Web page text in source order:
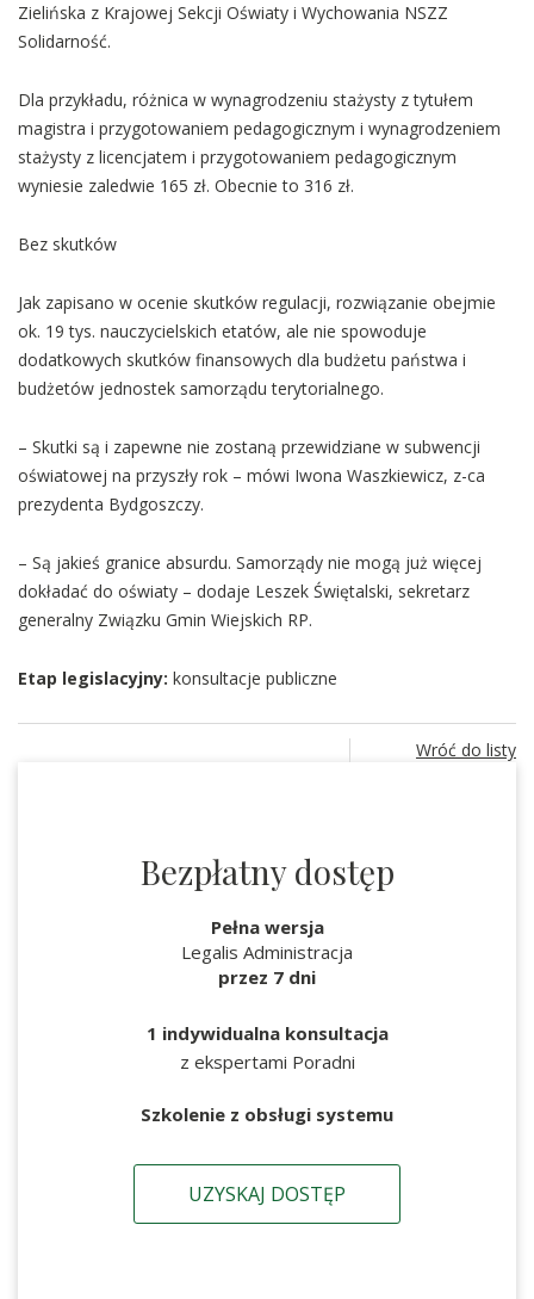
Zielińska z Krajowej Sekcji Oświaty i Wychowania NSZZ
Solidarność.
Dla przykładu, różnica w wynagrodzeniu stażysty z tytułem
magistra i przygotowaniem pedagogicznym i wynagrodzeniem
stażysty z licencjatem i przygotowaniem pedagogicznym
wyniesie zaledwie 165 zł. Obecnie to 316 zł.
Bez skutków
Jak zapisano w ocenie skutków regulacji, rozwiązanie obejmie
ok. 19 tys. nauczycielskich etatów, ale nie spowoduje
dodatkowych skutków finansowych dla budżetu państwa i
budżetów jednostek samorządu terytorialnego.
– Skutki są i zapewne nie zostaną przewidziane w subwencji
oświatowej na przyszły rok – mówi Iwona Waszkiewicz, z-ca
prezydenta Bydgoszczy.
– Są jakieś granice absurdu. Samorządy nie mogą już więcej
dokładać do oświaty – dodaje Leszek Świętalski, sekretarz
generalny Związku Gmin Wiejskich RP.
Etap legislacyjny: konsultacje publiczne
Wróć do listy
Bezpłatny dostęp
Pełna wersja
Legalis Administracja
przez 7 dni
1 indywidualna konsultacja
z ekspertami Poradni
Szkolenie z obsługi systemu
UZYSKAJ DOSTĘP